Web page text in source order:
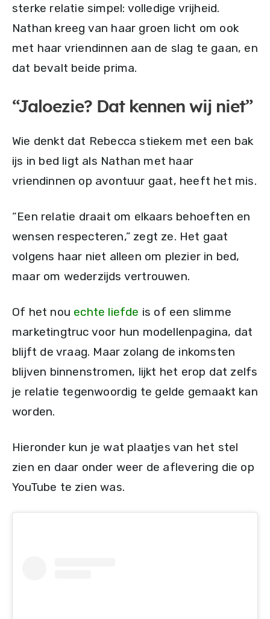
sterke relatie simpel: volledige vrijheid.
Nathan kreeg van haar groen licht om ook
met haar vriendinnen aan de slag te gaan, en
dat bevalt beide prima.
“Jaloezie? Dat kennen wij niet”
Wie denkt dat Rebecca stiekem met een bak
ijs in bed ligt als Nathan met haar
vriendinnen op avontuur gaat, heeft het mis.
“Een relatie draait om elkaars behoeften en
wensen respecteren,” zegt ze. Het gaat
volgens haar niet alleen om plezier in bed,
maar om wederzijds vertrouwen.
Of het nou echte liefde is of een slimme
marketingtruc voor hun modellenpagina, dat
blijft de vraag. Maar zolang de inkomsten
blijven binnenstromen, lijkt het erop dat zelfs
je relatie tegenwoordig te gelde gemaakt kan
worden.
Hieronder kun je wat plaatjes van het stel
zien en daar onder weer de aflevering die op
YouTube te zien was.